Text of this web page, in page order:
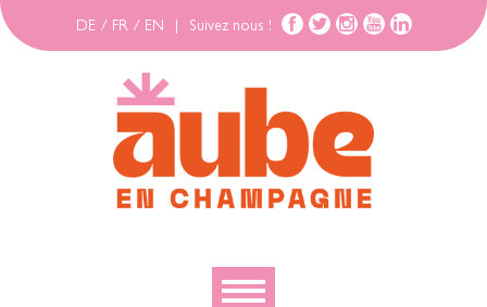
DE / FR / EN Suivez nous !